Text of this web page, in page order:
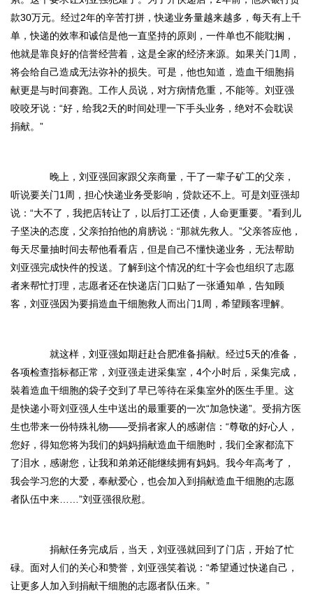
款30万元。经过2年的辛苦打拼，快递业务量越来越多，每天有上千
单，快递的效率和诚信是他一直坚持的原则，一件单也不能耽搁，
他就是靠良好的信誉经营着，这是全家的经济来源。如果关门1周，
将会给自己造成无法弥补的损失。可是，他也知道，造血干细胞捐
献更是与时间赛跑。工作人员说，对方病情危重，不能等。刘亚强
咬咬牙说：“好，给我2天的时间处理一下手头业务，绝对不会耽误
捐献。”
晚上，刘亚强回家跟父亲商量，干了一辈子矿工的父亲，
听说要关门1周，担心快递业务受影响，贷款还不上。可是刘亚强却
说：“大不了，我把店转让了，以后打工还债，人命更重要。”看到儿
子坚决的态度，父亲拍拍他的肩膀说：“那就先救人。”父亲答应他，
每天尽量抽时间去帮他看看店，但是自己不懂快递业务，无法帮助
刘亚强完成快件的投送。了解到这个情况的红十字会也组织了志愿
者来帮忙打理，志愿者还在快递店门口贴了一张通知单，告知顾
客，刘亚强因为要捐造血干细胞救人而出门1周，希望顾客理解。
就这样，刘亚强如期赶赴合肥准备捐献。经过5天的准备，
各项检查指标都正常，刘亚强走进采集室，4个小时后，采集完成，
裝着造血干细胞的袋子交到了早已等待在采集室外的医生手里。这
是快递小哥刘亚强人生中送出的最重要的一次“加急快递”。受捐方医
生也带来一份特殊礼物——受捐者家人的感谢信：“尊敬的好心人，
您好，得知您将为我们的妈妈捐献造血干细胞时，我们全家都流下
了泪水，感谢您，让我和弟弟还能继续拥有妈妈。我今年高考了，
我会学习您的大爱，奉献爱心，也会加入到捐献造血干细胞的志愿
者队伍中来……”刘亚强很欣慰。
捐献任务完成后，当天，刘亚强就回到了门店，开始了忙
碌。面对人们的关心和赞誉，刘亚强笑着说：“希望通过快递自己，
让更多人加入到捐献干细胞的志愿者队伍来。”